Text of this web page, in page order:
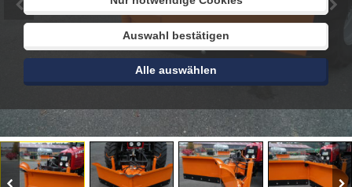
Auswahl bestätigen
Alle auswählen